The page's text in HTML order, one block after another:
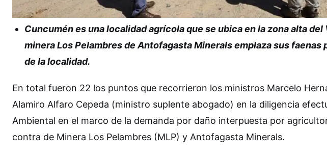
Cuncumén es una localidad agrícola que se ubica en la zona alta
minera Los Pelambres de Antofagasta Minerals emplaza sus
de la localidad.
En total fueron 22 los puntos que recorrieron los ministros Marcelo
Alamiro Alfaro Cepeda (ministro suplente abogado) en la diligencia
Ambiental en el marco de la demanda por daño interpuesta por
contra de Minera Los Pelambres (MLP) y Antofagasta Minerals.